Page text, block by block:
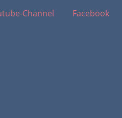
Channel Facebook